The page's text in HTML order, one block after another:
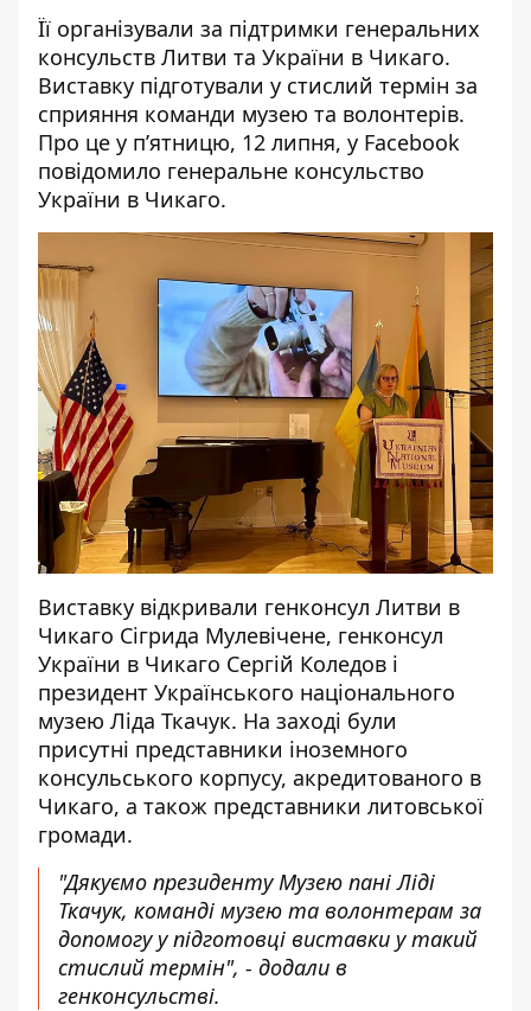
Її організували за підтримки генеральних
консульств Литви та України в Чикаго.
Виставку підготували у стислий термін за
сприяння команди музею та волонтерів.
Про це у пʼятницю, 12 липня, у Facebook
повідомило генеральне консульство
України в Чикаго.
Виставку відкривали генконсул Литви в
Чикаго Сігрида Мулевічене, генконсул
України в Чикаго Сергій Коледов і
президент Українського національного
музею Ліда Ткачук. На заході були
присутні представники іноземного
консульського корпусу, акредитованого в
Чикаго, а також представники литовської
громади.
"Дякуємо президенту Музею пані Ліді
Ткачук, команді музею та волонтерам за
допомогу у підготовці виставки у такий
стислий термін", - додали в
генконсульстві.